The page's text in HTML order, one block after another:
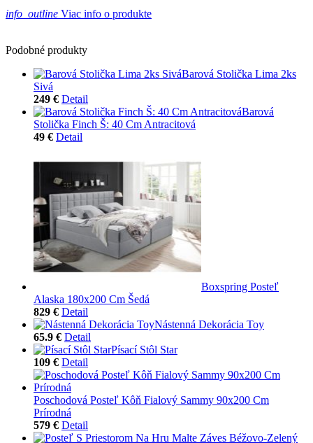
info_outline Viac info o produkte
Podobné produkty
Barová Stolička Lima 2ks
Sivá
249 € Detail
Barová
Stolička Finch Š: 40 Cm Antracitová
49 € Detail
Boxspring Posteľ
Alaska 180x200 Cm Šedá
829 € Detail
Nástenná Dekorácia Toy
65.9 € Detail
Písací Stôl Star
109 € Detail
Poschodová Posteľ Kôň Fialový Sammy 90x200 Cm
Prírodná
579 € Detail